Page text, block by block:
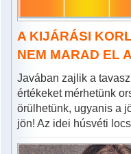
A KIJÁRÁSI
NEM MARAD EL
Javában zajlik a
értékeket mérhetünk
örülhetünk, ugyanis a
jön! Az idei húsvéti